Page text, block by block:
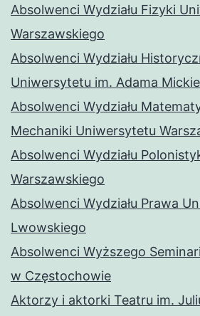
Absolwenci Wydziału Fizyki
Warszawskiego
Absolwenci Wydziału
Uniwersytetu im. Adama
Absolwenci Wydziału
Mechaniki Uniwersytetu
Absolwenci Wydziału
Warszawskiego
Absolwenci Wydziału Prawa
Lwowskiego
Absolwenci Wyższego
w Częstochowie
Aktorzy i aktorki Teatru im.